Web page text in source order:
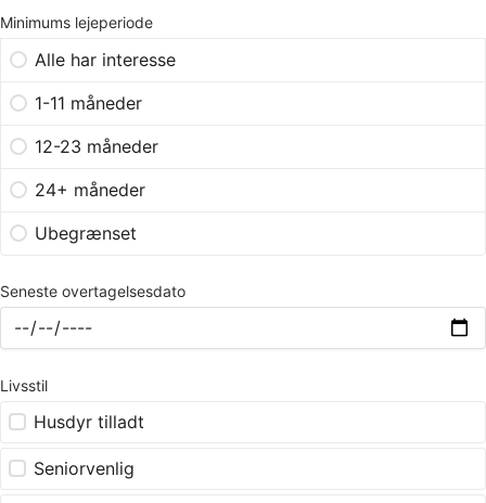
Minimums lejeperiode
Alle har interesse
1-11 måneder
12-23 måneder
24+ måneder
Ubegrænset
Seneste overtagelsesdato
Livsstil
Husdyr tilladt
Seniorvenlig